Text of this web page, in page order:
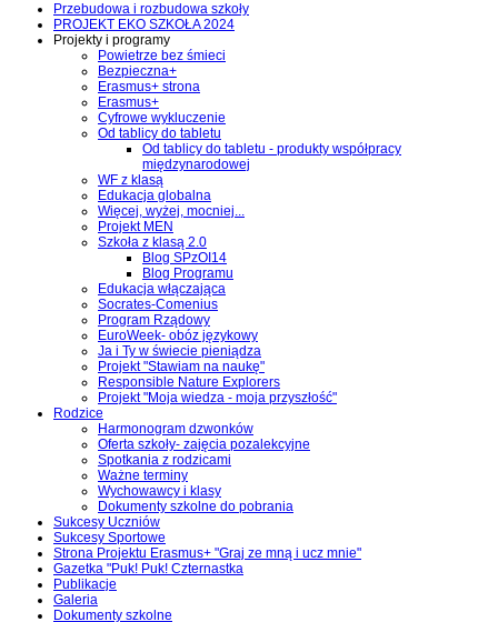
Przebudowa i rozbudowa szkoły
PROJEKT EKO SZKOŁA 2024
Projekty i programy
Powietrze bez śmieci
Bezpieczna+
Erasmus+ strona
Erasmus+
Cyfrowe wykluczenie
Od tablicy do tabletu
Od tablicy do tabletu - produkty współpracy
międzynarodowej
WF z klasą
Edukacja globalna
Więcej, wyżej, mocniej...
Projekt MEN
Szkoła z klasą 2.0
Blog SPzOI14
Blog Programu
Edukacja włączająca
Socrates-Comenius
Program Rządowy
EuroWeek- obóz językowy
Ja i Ty w świecie pieniądza
Projekt "Stawiam na naukę"
Responsible Nature Explorers
Projekt "Moja wiedza - moja przyszłość"
Rodzice
Harmonogram dzwonków
Oferta szkoły- zajęcia pozalekcyjne
Spotkania z rodzicami
Ważne terminy
Wychowawcy i klasy
Dokumenty szkolne do pobrania
Sukcesy Uczniów
Sukcesy Sportowe
Strona Projektu Erasmus+ "Graj ze mną i ucz mnie"
Gazetka "Puk! Puk! Czternastka
Publikacje
Galeria
Dokumenty szkolne